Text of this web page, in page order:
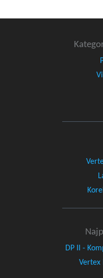
DP II -
Vertex